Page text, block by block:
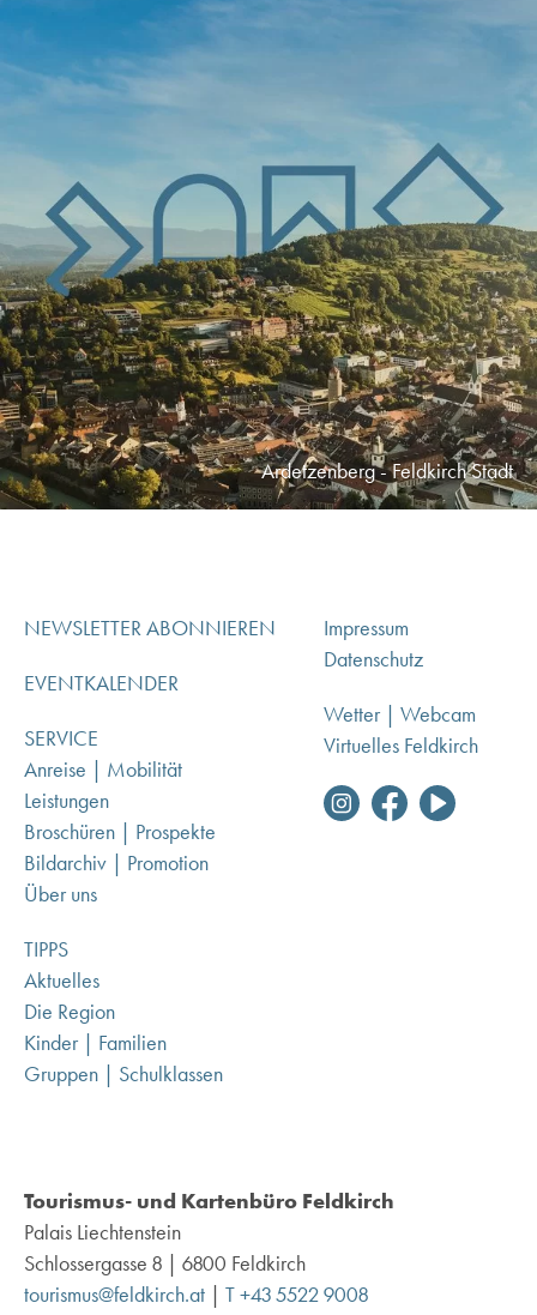
Ardetzenberg - Feldkirch Stadt
Tourismus- und Kartenbüro Feldkirch
Palais Liechtenstein
Schlossergasse 8 | 6800 Feldkirch
tourismus@feldkirch.at
T +43 5522 9008
NEWSLETTER ABONNIEREN
EVENTKALENDER
SERVICE
Anreise | Mobilität
Leistungen
Broschüren | Prospekte
Bildarchiv | Promotion
Über uns
TIPPS
Aktuelles
Die Region
Kinder | Familien
Gruppen | Schulklassen
Impressum
Datenschutz
Wetter | Webcam
Virtuelles Feldkirch